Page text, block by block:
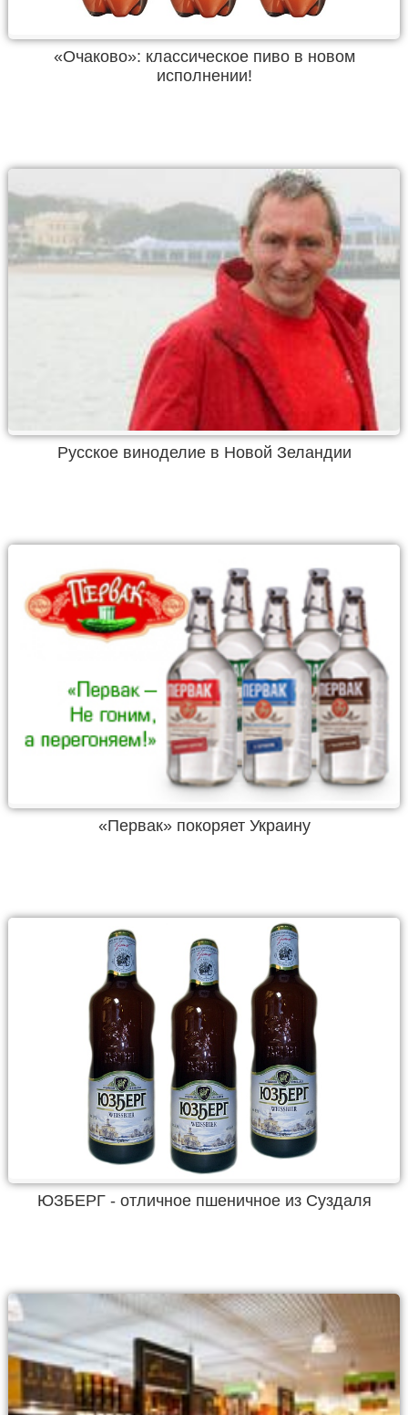
«Очаково»: классическое пиво в новом
исполнении!
Русское виноделие в Новой Зеландии
«Первак» покоряет Украину
ЮЗБЕРГ - отличное пшеничное из Суздаля